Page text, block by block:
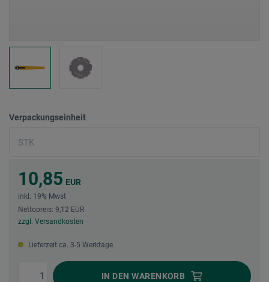
Verpackungseinheit
10,85 EUR
inkl. 19% Mwst
Nettopreis: 9,12 EUR
zzgl. Versandkosten
Lieferzeit ca. 3-5 Werktage
IN DEN WARENKORB